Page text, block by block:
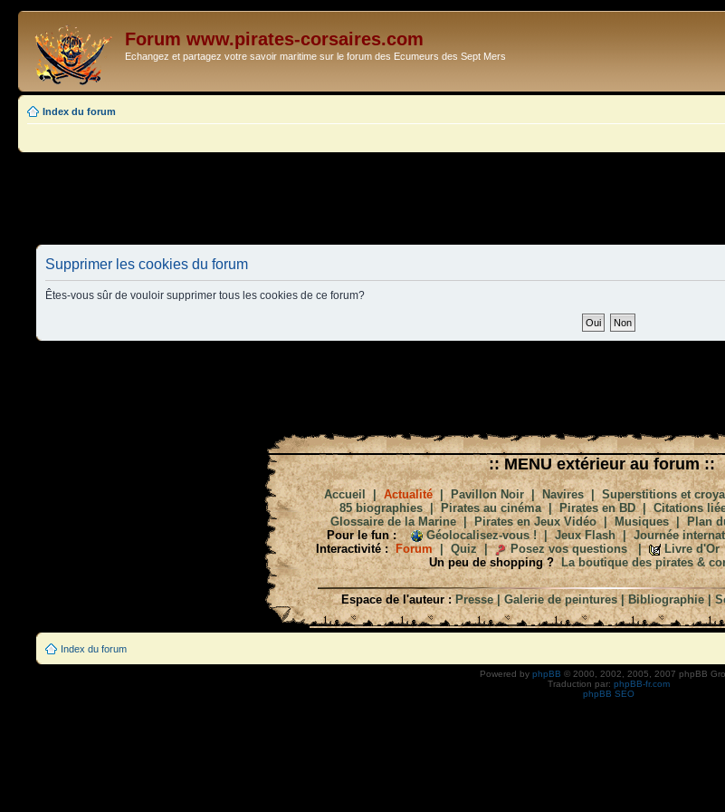
Forum www.pirates-corsaires.com
Echangez et partagez votre savoir maritime sur le forum des Ecumeurs des Sept Mers
Index du forum
Supprimer les cookies du forum
Êtes-vous sûr de vouloir supprimer tous les cookies de ce forum?
:: MENU extérieur au forum ::
Accueil |Actualité|Pavillon Noir|Navires|Superstitions et
85 biographies| Pirates au cinéma|Pirates en BD|Citations
Glossaire de la Marine|Pirates en Jeux Vidéo|Musiques|Plan
Pour le fun :
Géolocalisez-vous !|Jeux Flash|Journée
Interactivité : Forum| Quiz| Posez vos questions| Livre d'Or
Un peu de shopping ?
La boutique des pirates &
Espace de l'auteur : Presse|Galerie de peintures|Bibliographie|
Index du forum
Powered by phpBB © 2000, 2002, 2005, 2007 phpBB
Traduction par: phpBB-fr.com
phpBB SEO